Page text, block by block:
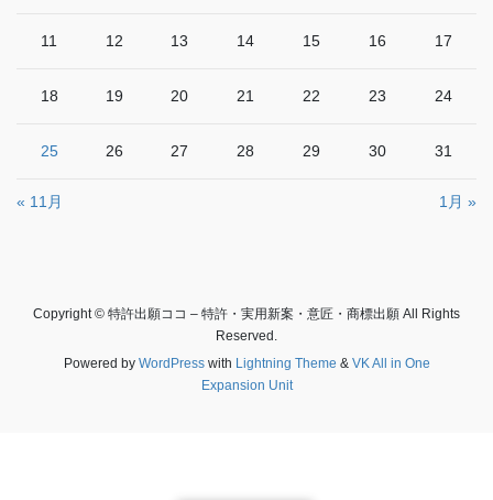
11 12 13 14 15 16 17
18 19 20 21 22 23 24
25 26 27 28 29 30 31
« 11月 1月 »
Copyright © 特許出願ココ – 特許・実用新案・意匠・商標出願 All Rights
Reserved.
Powered by WordPresswith Lightning Theme & VK All in One
Expansion Unit